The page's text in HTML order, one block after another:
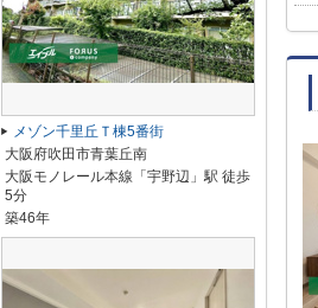
メゾン千里丘Ｔ棟5番街
大阪府吹田市青葉丘南
大阪モノレール本線「宇野辺」駅 徒歩
5分
築46年